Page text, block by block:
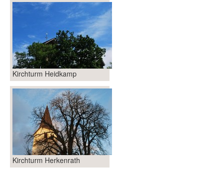
Kirchturm Heidkamp
Kirchturm Herkenrath